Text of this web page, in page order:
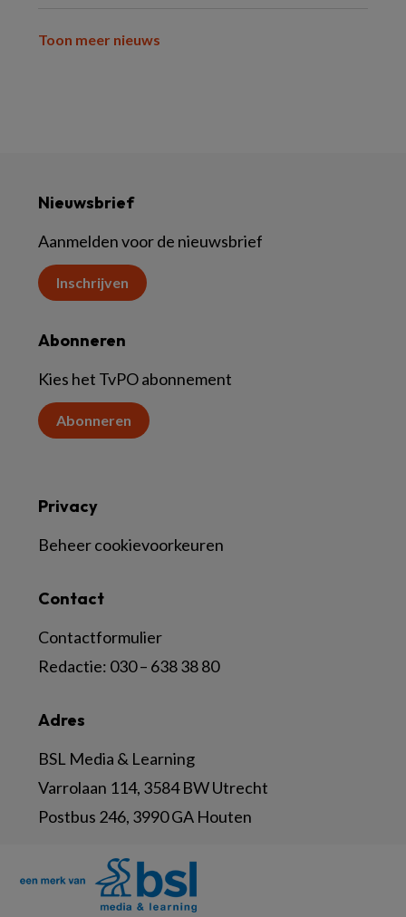
Toon meer nieuws
Nieuwsbrief
Aanmelden voor de nieuwsbrief
Inschrijven
Abonneren
Kies het TvPO abonnement
Abonneren
Adres
BSL Media & Learning
Varrolaan 114, 3584 BW Utrecht
Postbus 246, 3990 GA Houten
Contact
Contactformulier
Redactie: 030 – 638 38 80
Privacy
Beheer cookievoorkeuren